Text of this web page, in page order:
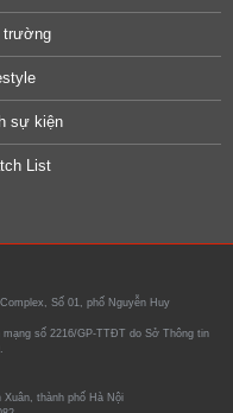
trường
sự kiện
List
Số 01, phố Nguyễn Huy
số 2216/GP-TTĐT do Sở Thông tin
thành phố Hà Nội